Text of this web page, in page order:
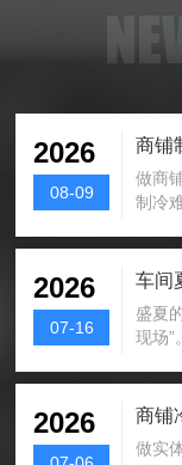
2026
08-09
做商
制冷
2026
07-16
盛夏
现场”
2026
做实